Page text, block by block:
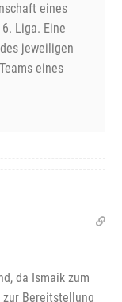
eines
Liga. Eine
jeweiligen
eines
da Ismaik zum
Bereitstellung